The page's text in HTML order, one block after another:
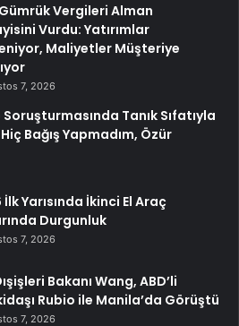
Vergileri Alman
Vurdu: Yatırımlar
Maliyetler Müşteriye
7, 2026
Tanık Sıfatıyla
Bağış Yapmadım, Özür
Yarısında İkinci El Araç
Durgunluk
7, 2026
Bakanı Wang, ABD’li
Rubio ile Manila’da Görüştü
7, 2026